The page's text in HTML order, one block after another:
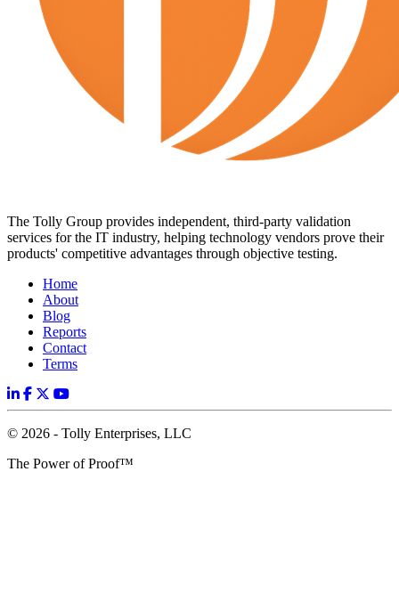
The Tolly Group provides independent, third-party validation
services for the IT industry, helping technology vendors prove their
products' competitive advantages through objective testing.
Home
About
Blog
Reports
Contact
Terms
© 2026 - Tolly Enterprises, LLC
The Power of Proof™